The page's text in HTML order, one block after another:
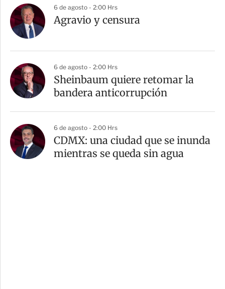
6 de agosto - 2:00 Hrs
Agravio y censura
6 de agosto - 2:00 Hrs
Sheinbaum quiere retomar la
bandera anticorrupción
6 de agosto - 2:00 Hrs
CDMX: una ciudad que se inunda
mientras se queda sin agua